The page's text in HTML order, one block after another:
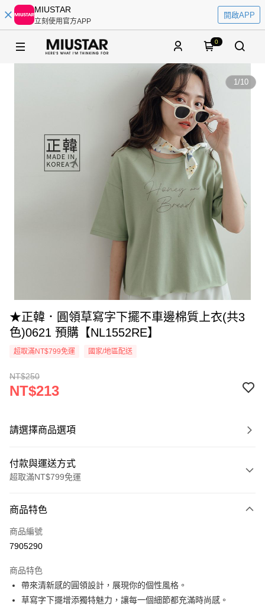
MIUSTAR
立刻使用官方APP
開啟APP
0
1/10
★正韓．圓領草寫字下擺不車邊棉質上衣(共3
色)0621 預購【NL1552RE】
超取滿NT$799免運 國家/地區配送
NT$250
NT$213
請選擇商品選項
付款與運送方式
超取滿NT$799免運
信用卡一次付款
超商取貨付款
Apple Pay
街口支付
商品特色
商品編號
7905290
商品特色
帶來清新感的圓領設計，展現你的個性風格。
草寫字下擺增添獨特魅力，讓每一個細節都充滿時尚感。